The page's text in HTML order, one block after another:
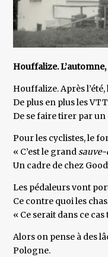
Houffalize.
Houffalize. Après l’été,
De plus en plus les
De se faire tirer par un
Pour les cyclistes, le
« C’est le grand
Un cadre de chez
Les pédaleurs vont
Ce contre quoi les
« Ce serait dans ce
Alors on pense à des
Pologne.